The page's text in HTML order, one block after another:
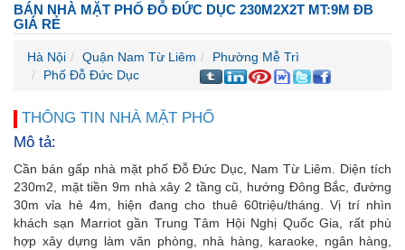
BÁN NHÀ MẶT PHỐ ĐỖ ĐỨC DỤC 230M2X2T MT:9M ĐB
GIÁ RẺ
Hà Nội Quận Nam Từ Liêm
Phường Mễ Trì
Phố Đỗ Đức Dục
THÔNG TIN NHÀ MẶT PHỐ
Mô tả:
Cần bán gấp nhà mặt phố Đỗ Đức Dục, Nam Từ Liêm. Diện tích
230m2, mặt tiền 9m nhà xây 2 tầng cũ, hướng Đông Bắc, đường
30m vỉa hẻ 4m, hiện đang cho thuê 60triệu/tháng. Vị trí nhìn
khách sạn Marriot gần Trung Tâm Hội Nghị Quốc Gia, rất phù
hợp xây dựng làm văn phòng, nhà hàng, karaoke, ngân hàng,